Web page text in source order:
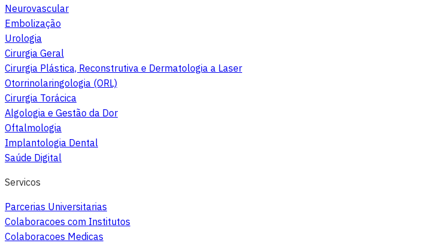
Neurovascular
Embolização
Urologia
Cirurgia Geral
Cirurgia Plástica, Reconstrutiva e Dermatologia a Laser
Otorrinolaringologia (ORL)
Cirurgia Torácica
Algologia e Gestão da Dor
Oftalmologia
Implantologia Dental
Saúde Digital
Servicos
Parcerias Universitarias
Colaboracoes com Institutos
Colaboracoes Medicas